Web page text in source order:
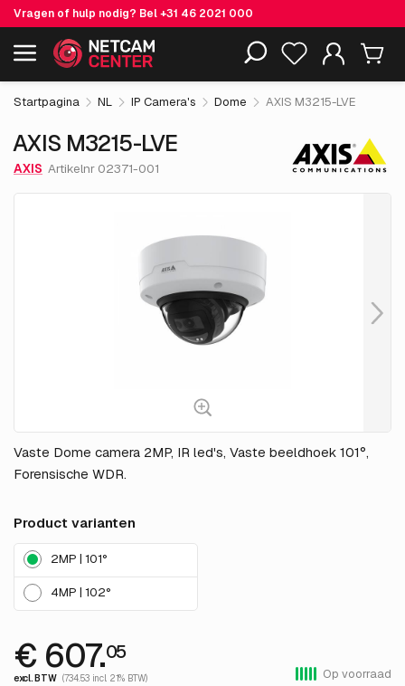
Vragen of hulp nodig? Bel+31 46 2021 000
Inclusief EOL-producten
AXIS M3215-LVE € 607.
excl. BTW
Startpagina NL IP Camera's Dome AXIS M3215-LVE
AXIS M3215-LVE
AXIS Artikelnr 02371-001
Vaste Dome camera 2MP, IR led's, Vaste beeldhoek 101°,
Forensische WDR.
Product varianten
2MP | 101°
4MP | 102°
€ 607.05
excl. BTW (734.53 incl. 21% BTW) Op voorraad